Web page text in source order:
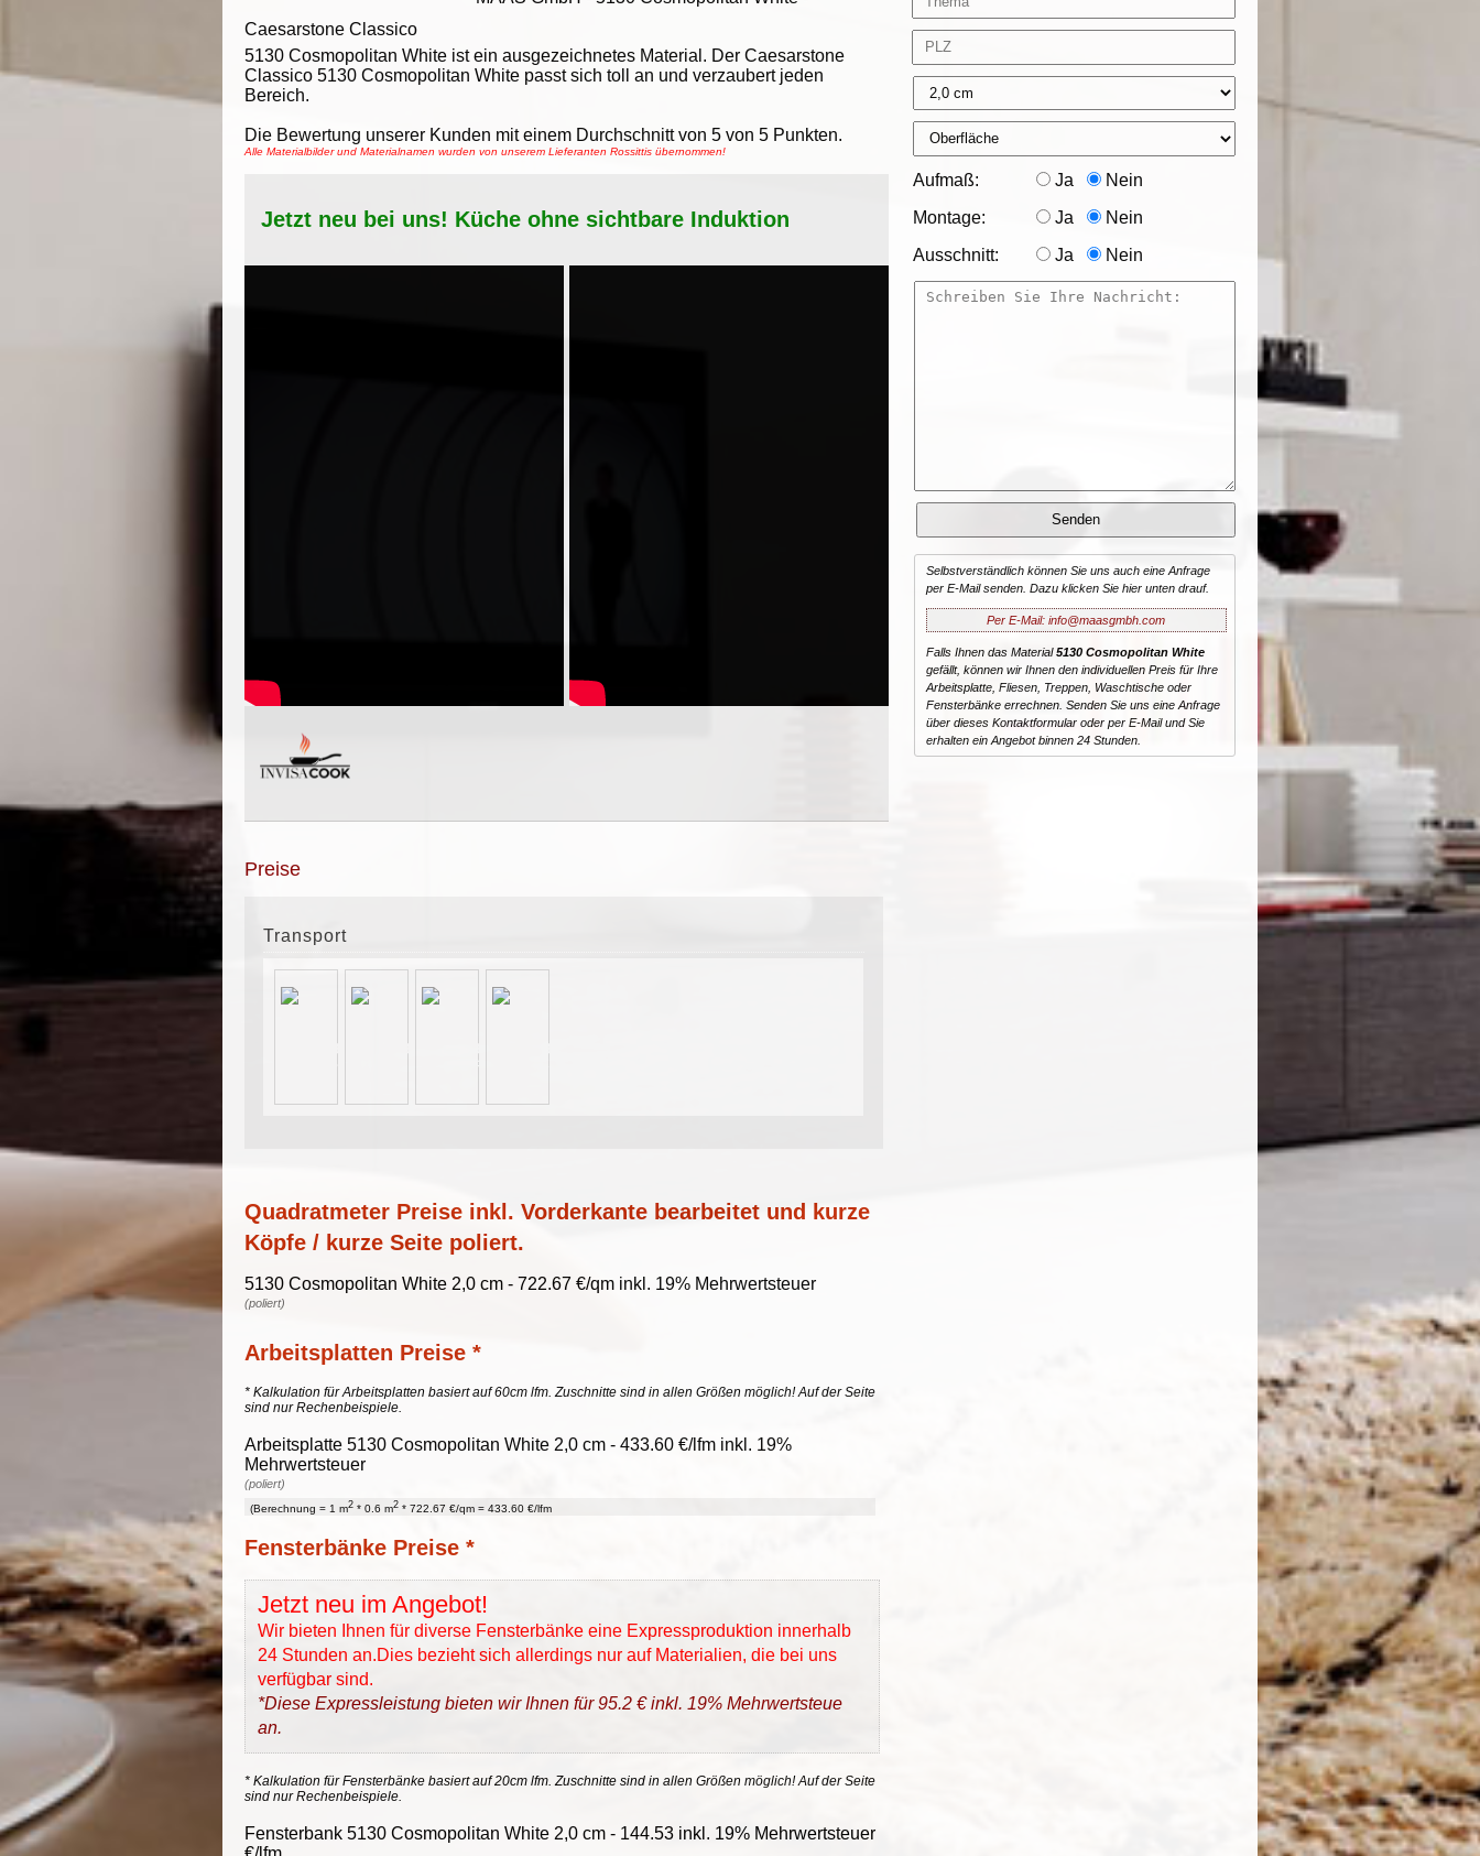
Caesarstone Classico
5130 Cosmopolitan White ist ein ausgezeichnetes Material. Der Caesarstone
Classico 5130 Cosmopolitan White passt sich toll an und verzaubert jeden
Bereich.
Die Bewertung unserer Kunden mit einem Durchschnitt von 5 von 5 Punkten.
Alle Materialbilder und Materialnamen wurden von unserem Lieferanten Rossittis übernommen!
Jetzt neu bei uns! Küche ohne sichtbare Induktion
Preise
Transport
Quadratmeter Preise inkl. Vorderkante bearbeitet und kurze
Köpfe / kurze Seite poliert.
5130 Cosmopolitan White 2,0 cm - 722.67 €/qm inkl. 19% Mehrwertsteuer
(poliert)
Arbeitsplatten Preise *
* Kalkulation für Arbeitsplatten basiert auf 60cm lfm. Zuschnitte sind in allen Größen möglich! Auf der Seite
sind nur Rechenbeispiele.
Arbeitsplatte 5130 Cosmopolitan White 2,0 cm - 433.60 €/lfm inkl. 19%
Mehrwertsteuer
(poliert)
(Berechnung = 1 m2 * 0.6 m2 * 722.67 €/qm = 433.60 €/lfm
Fensterbänke Preise *
Jetzt neu im Angebot!
Wir bieten Ihnen für diverse Fensterbänke eine Expressproduktion innerhalb
24 Stunden an.Dies bezieht sich allerdings nur auf Materialien, die bei uns
verfügbar sind.
*Diese Expressleistung bieten wir Ihnen für 95.2 € inkl. 19% Mehrwertsteue
an.
* Kalkulation für Fensterbänke basiert auf 20cm lfm. Zuschnitte sind in allen Größen möglich! Auf der Seite
sind nur Rechenbeispiele.
Fensterbank 5130 Cosmopolitan White 2,0 cm - 144.53 inkl. 19% Mehrwertsteuer
Aufmaß: Ja Nein
Montage: Ja Nein
Ausschnitt: Ja Nein
Selbstverständlich können Sie uns auch eine Anfrage
per E-Mail senden. Dazu klicken Sie hier unten drauf.
Per E-Mail: info@maasgmbh.com
Falls Ihnen das Material5130 Cosmopolitan White
gefällt, können wir Ihnen den individuellen Preis für Ihre
Arbeitsplatte, Fliesen, Treppen, Waschtische oder
Fensterbänke errechnen. Senden Sie uns eine Anfrage
über dieses Kontaktformular oder per E-Mail und Sie
erhalten ein Angebot binnen 24 Stunden.